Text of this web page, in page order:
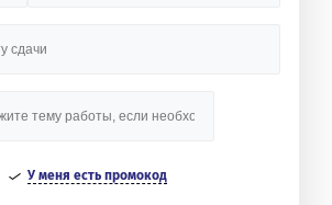
У меня есть промокод